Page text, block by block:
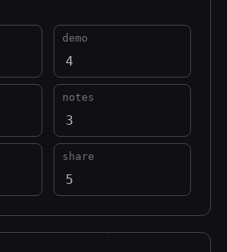
demo
4
notes
3
share
5